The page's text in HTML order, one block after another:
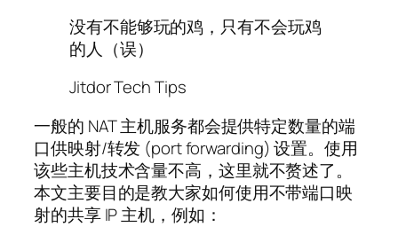
没有不能够玩的鸡，只有不会玩鸡
的人（误）
Jitdor Tech Tips
一般的 NAT 主机服务都会提供特定数量的端
口供映射/转发 (port forwarding) 设置。使用
该些主机技术含量不高，这里就不赘述了。
本文主要目的是教大家如何使用不带端口映
射的共享 IP 主机，例如：